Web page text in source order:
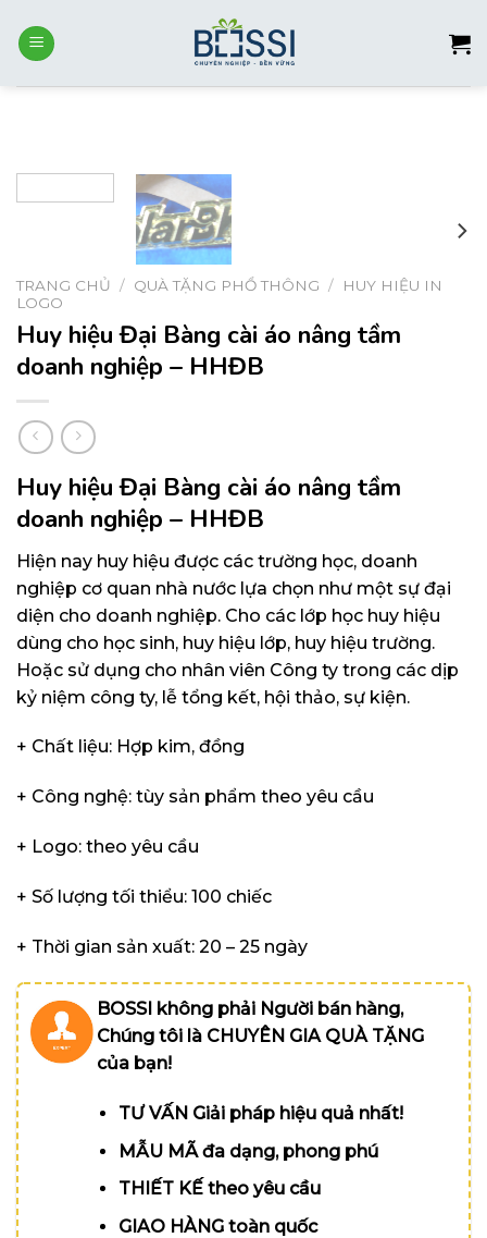
content
TRANG CHỦ / QUÀ TẶNG PHỔ THÔNG /
HUY HIỆU IN
LOGO
Huy hiệu Đại Bàng cài áo nâng tầm
doanh nghiệp – HHĐB
Huy hiệu Đại Bàng cài áo nâng tầm
doanh nghiệp – HHĐB
Hiện nay huy hiệu được các trường học, doanh
nghiệp cơ quan nhà nước lựa chọn như một sự đại
diện cho doanh nghiệp. Cho các lớp học huy hiệu
dùng cho học sinh, huy hiệu lớp, huy hiệu trường.
Hoặc sử dụng cho nhân viên Công ty trong các dịp
kỷ niệm công ty, lễ tổng kết, hội thảo, sự kiện.
+ Chất liệu: Hợp kim, đồng
+ Công nghệ: tùy sản phẩm theo yêu cầu
+ Logo: theo yêu cầu
+ Số lượng tối thiểu: 100 chiếc
+ Thời gian sản xuất: 20 – 25 ngày
BOSSI không phải Người bán hàng,
Chúng tôi là CHUYÊN GIA QUÀ TẶNG
của bạn!
TƯ VẤN Giải pháp hiệu quả nhất!
MẪU MÃ đa dạng, phong phú
THIẾT KẾ theo yêu cầu
GIAO HÀNG toàn quốc